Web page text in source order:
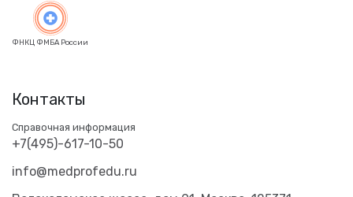
ФНКЦ ФМБА России
Контакты
Справочная информация
+7(495)-617-10-50
info@medprofedu.ru